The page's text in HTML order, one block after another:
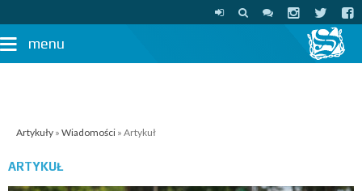
menu
Artykuły » Wiadomości » Artykuł
ARTYKUŁ